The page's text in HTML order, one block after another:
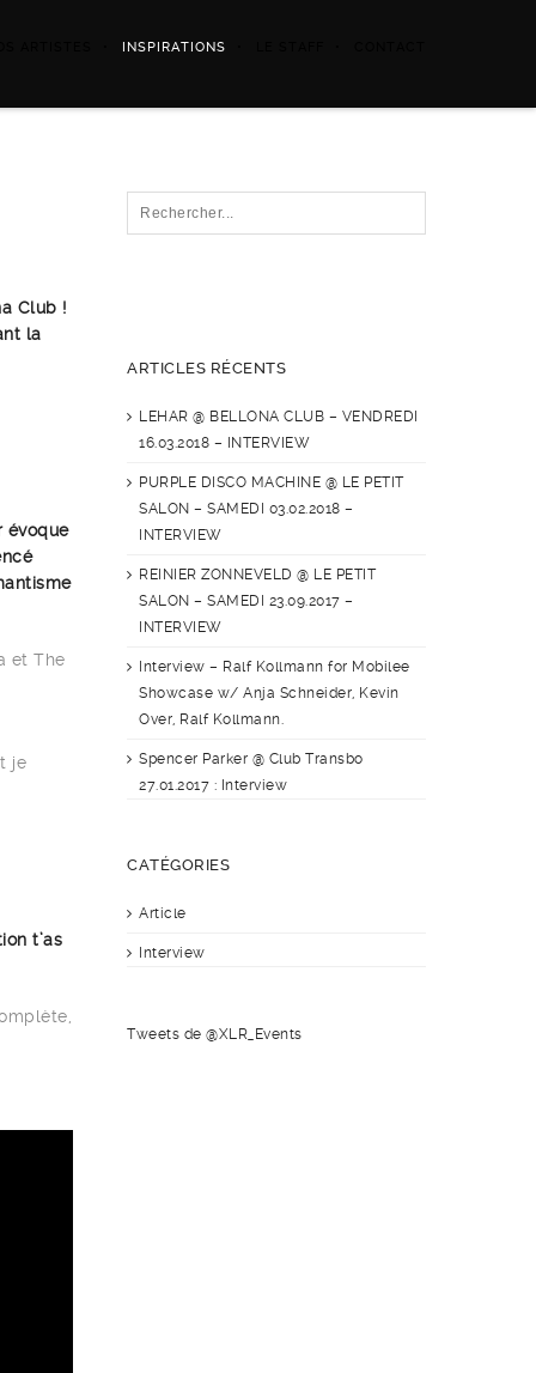
INSPIRATIONS
Club !
la
évoque
et The
je
t’as
ARTICLES RÉCENTS
LEHAR @ BELLONA CLUB – VENDREDI
16.03.2018 – INTERVIEW
PURPLE DISCO MACHINE @ LE PETIT
SALON – SAMEDI 03.02.2018 –
INTERVIEW
REINIER ZONNEVELD @ LE PETIT
SALON – SAMEDI 23.09.2017 –
INTERVIEW
Interview – Ralf Kollmann for Mobilee
Showcase w/ Anja Schneider, Kevin
Over, Ralf Kollmann.
Spencer Parker @ Club Transbo
27.01.2017 : Interview
CATÉGORIES
Article
Interview
Tweets de @XLR_Events